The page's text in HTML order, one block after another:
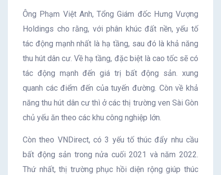
Ông Phạm Việt Anh, Tổng Giám đốc Hưng Vượng
Holdings cho rằng, với phân khúc đất nền, yếu tố
tác động mạnh nhất là hạ tầng, sau đó là khả năng
thu hút dân cư. Về hạ tầng, đặc biệt là cao tốc sẽ có
tác động mạnh đến giá trị bất động sản. xung
quanh các điểm đến của tuyến đường. Còn về khả
năng thu hút dân cư thì ở các thị trường ven Sài Gòn
chủ yếu ăn theo các khu công nghiệp lớn.
Còn theo VNDirect, có 3 yếu tố thúc đẩy nhu cầu
bất động sản trong nửa cuối 2021 và năm 2022.
Thứ nhất, thị trường phục hồi diện rộng giúp thúc